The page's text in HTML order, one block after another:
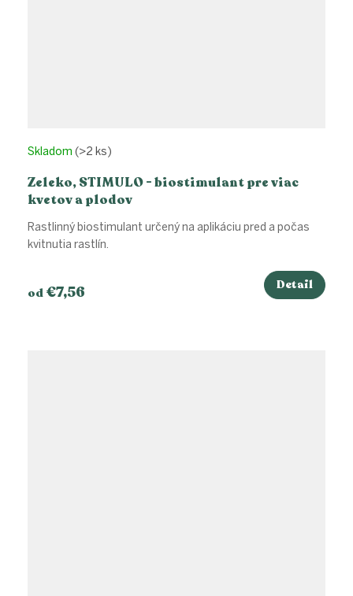
Zeleko, STIMULO - biostimulant pre viac
kvetov a plodov
Skladom (>2 ks)
od €7,56 Detail
Rastlinný biostimulant určený na aplikáciu pred a počas
kvitnutia rastlín.